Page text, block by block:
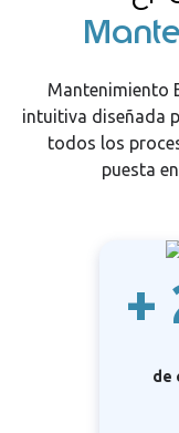
Mantenimiento
intuitiva diseñada
todos los
puesta
+
de